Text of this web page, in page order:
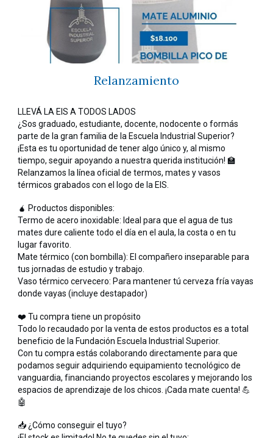
Relanzamiento
LLEVÁ LA EIS A TODOS LADOS
¿Sos graduado, estudiante, docente, nodocente o formás
parte de la gran familia de la Escuela Industrial Superior?
¡Esta es tu oportunidad de tener algo único y, al mismo
tiempo, seguir apoyando a nuestra querida institución! 🏫
Relanzamos la línea oficial de termos, mates y vasos
térmicos grabados con el logo de la EIS.
🧉 Productos disponibles:
Termo de acero inoxidable: Ideal para que el agua de tus
mates dure caliente todo el día en el aula, la costa o en tu
lugar favorito.
Mate térmico (con bombilla): El compañero inseparable para
tus jornadas de estudio y trabajo.
Vaso térmico cervecero: Para mantener tú cerveza fría vayas
donde vayas (incluye destapador)
❤️ Tu compra tiene un propósito
Todo lo recaudado por la venta de estos productos es a total
beneficio de la Fundación Escuela Industrial Superior.
Con tu compra estás colaborando directamente para que
podamos seguir adquiriendo equipamiento tecnológico de
vanguardia, financiando proyectos escolares y mejorando los
espacios de aprendizaje de los chicos. ¡Cada mate cuenta! 💪
🤖
📥 ¿Cómo conseguir el tuyo?